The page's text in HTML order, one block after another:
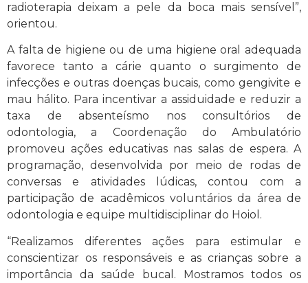
radioterapia deixam a pele da boca mais sensível”,
orientou.
A falta de higiene ou de uma higiene oral adequada
favorece tanto a cárie quanto o surgimento de
infecções e outras doenças bucais, como gengivite e
mau hálito. Para incentivar a assiduidade e reduzir a
taxa de absenteísmo nos consultórios de
odontologia, a Coordenação do Ambulatório
promoveu ações educativas nas salas de espera. A
programação, desenvolvida por meio de rodas de
conversas e atividades lúdicas, contou com a
participação de acadêmicos voluntários da área de
odontologia e equipe multidisciplinar do Hoiol.
“Realizamos diferentes ações para estimular e
conscientizar os responsáveis e as crianças sobre a
importância da saúde bucal. Mostramos todos os